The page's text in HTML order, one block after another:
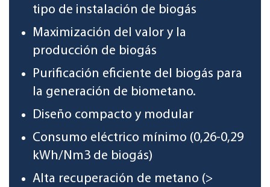
tipo de instalación de biogás
Maximización del valor y la
producción de biogás
Purificación eficiente del biogás para
la generación de biometano.
Diseño compacto y modular
Consumo eléctrico mínimo (0,26-0,29
kWh/Nm3 de biogás)
Alta recuperación de metano (>